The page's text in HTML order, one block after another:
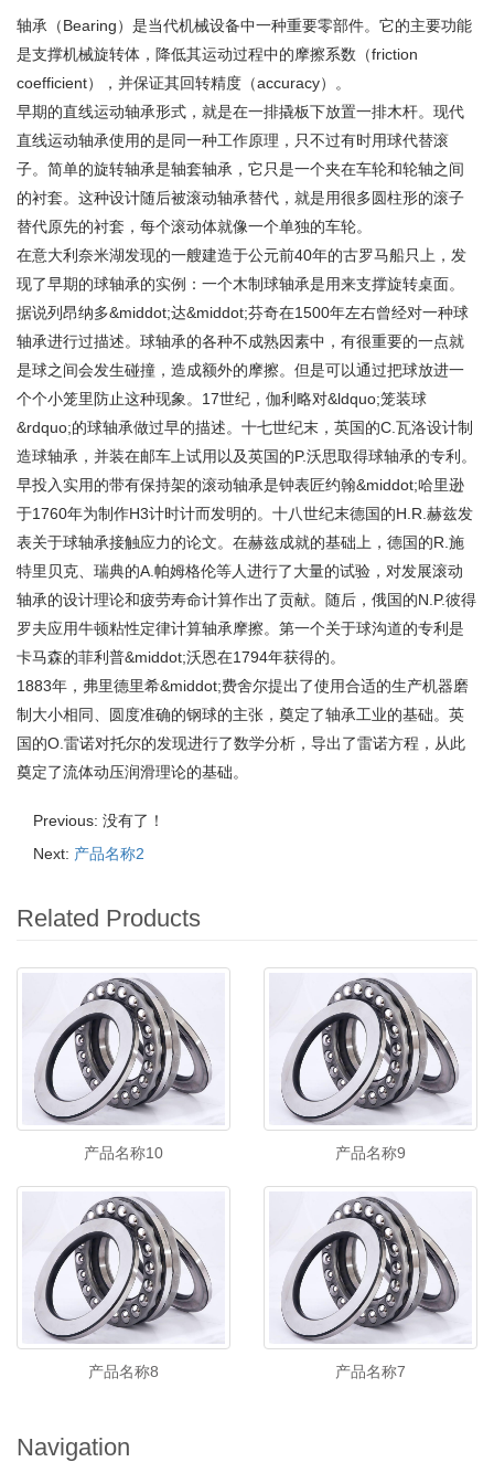
轴承（Bearing）是当代机械设备中一种重要零部件。它的主要功能
是支撑机械旋转体，降低其运动过程中的摩擦系数（friction
coefficient），并保证其回转精度（accuracy）。
早期的直线运动轴承形式，就是在一排撬板下放置一排木杆。现代
直线运动轴承使用的是同一种工作原理，只不过有时用球代替滚
子。简单的旋转轴承是轴套轴承，它只是一个夹在车轮和轮轴之间
的衬套。这种设计随后被滚动轴承替代，就是用很多圆柱形的滚子
替代原先的衬套，每个滚动体就像一个单独的车轮。
在意大利奈米湖发现的一艘建造于公元前40年的古罗马船只上，发
现了早期的球轴承的实例：一个木制球轴承是用来支撑旋转桌面。
据说列昂纳多&middot;达&middot;芬奇在1500年左右曾经对一种球
轴承进行过描述。球轴承的各种不成熟因素中，有很重要的一点就
是球之间会发生碰撞，造成额外的摩擦。但是可以通过把球放进一
个个小笼里防止这种现象。17世纪，伽利略对&ldquo;笼装球
&rdquo;的球轴承做过早的描述。十七世纪末，英国的C.瓦洛设计制
造球轴承，并装在邮车上试用以及英国的P.沃思取得球轴承的专利。
早投入实用的带有保持架的滚动轴承是钟表匠约翰&middot;哈里逊
于1760年为制作H3计时计而发明的。十八世纪末德国的H.R.赫兹发
表关于球轴承接触应力的论文。在赫兹成就的基础上，德国的R.施
特里贝克、瑞典的A.帕姆格伦等人进行了大量的试验，对发展滚动
轴承的设计理论和疲劳寿命计算作出了贡献。随后，俄国的N.P.彼得
罗夫应用牛顿粘性定律计算轴承摩擦。第一个关于球沟道的专利是
卡马森的菲利普&middot;沃恩在1794年获得的。
1883年，弗里德里希&middot;费舍尔提出了使用合适的生产机器磨
制大小相同、圆度准确的钢球的主张，奠定了轴承工业的基础。英
国的O.雷诺对托尔的发现进行了数学分析，导出了雷诺方程，从此
奠定了流体动压润滑理论的基础。
Previous: 没有了！
Next: 产品名称2
Related Products
产品名称10 产品名称9
产品名称8 产品名称7
Navigation